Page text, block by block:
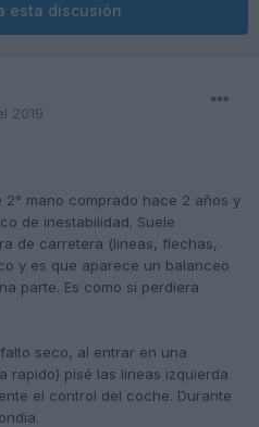
esta discusión
2019
2° mano comprado hace 2 años y
de inestabilidad. Suele
de carretera (lineas, flechas,
y es que aparece un balanceo
parte. Es como si perdiera
seco, al entrar en una
rapido) pisé las lineas izquierda
el control del coche. Durante